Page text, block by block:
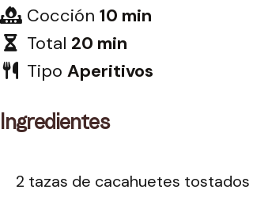
Cocción 10 min
Total 20 min
Tipo Aperitivos
Ingredientes
2 tazas de cacahuetes tostados